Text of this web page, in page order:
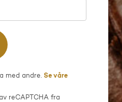
med andre.Se våre
reCAPTCHA fra